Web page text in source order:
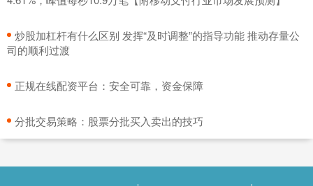
​炒股加杠杆有什么区别 发挥“及时调整”的指导功能 推动存量公
司的顺利过渡
​正规在线配资平台：安全可靠，资金保障
​分批交易策略：股票分批买入卖出的技巧